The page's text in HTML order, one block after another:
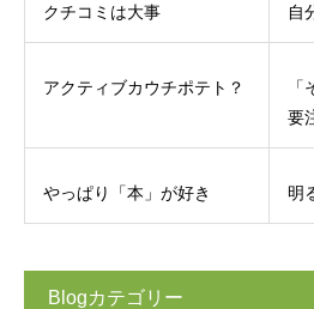
クチコミは大事 自
アクティブカウチポテト？
要
やっぱり「本」が好き 明
Blogカテゴリー